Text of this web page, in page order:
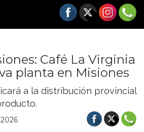
Café La Virginia
planta en Misiones
a la distribución provincial